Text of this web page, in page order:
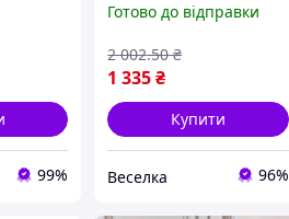
99%
персон чорний
FLAME
Готово до відправки
1 335₴
2 002.50 ₴
Купити
Веселка 96%